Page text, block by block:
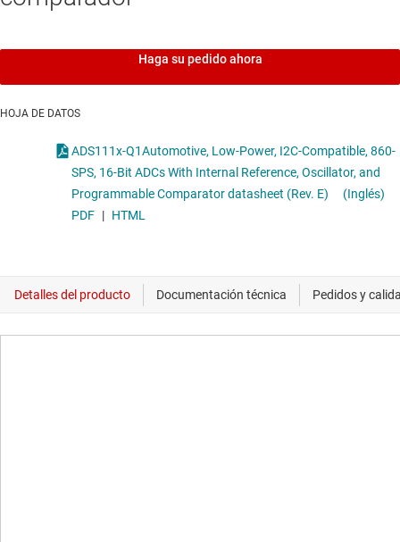
Haga su pedido ahora
HOJA DE DATOS
ADS111x-Q1Automotive, Low-Power, I2C-Compatible, 860-
SPS, 16-Bit ADCs With Internal Reference, Oscillator, and
Programmable Comparator datasheet (Rev. E)
(Inglés)
PDF | HTML